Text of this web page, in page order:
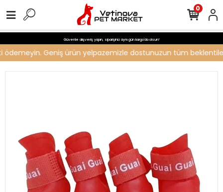
Güvenle alışveriş yapın, siparişiniz aynı gün kargo'da olsun!
Geniş ürün yelpazemizle dostunuzun tüm
0